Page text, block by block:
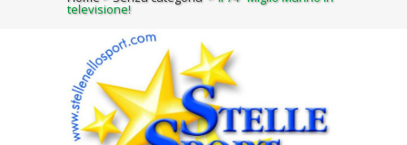
televisione!